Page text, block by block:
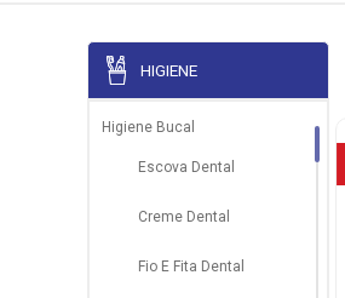
HIGIENE
Higiene Bucal
Escova Dental
Creme Dental
Fio E Fita Dental
EXCLUSIVAS.